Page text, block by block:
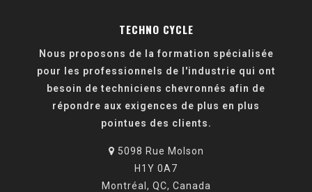
TECHNO CYCLE
Nous proposons de la formation spécialisée
pour les professionnels de l'industrie qui ont
besoin de techniciens chevronnés afin de
répondre aux exigences de plus en plus
pointues des clients.
5098 Rue Molson
H1Y 0A7
Montréal, QC, Canada